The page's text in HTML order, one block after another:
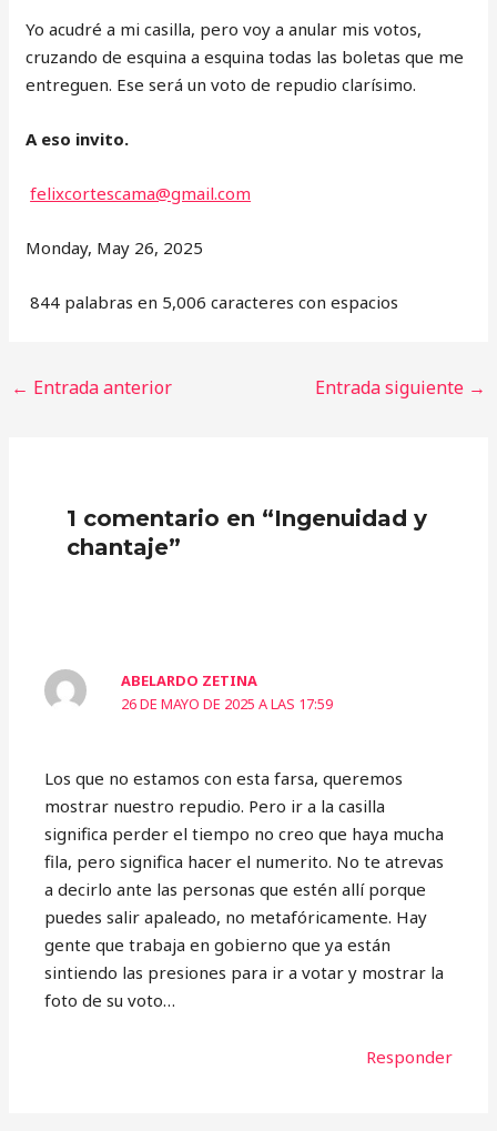
Yo acudré a mi casilla, pero voy a anular mis votos,
cruzando de esquina a esquina todas las boletas que me
entreguen. Ese será un voto de repudio clarísimo.
A eso invito.
felixcortescama@gmail.com
Monday, May 26, 2025
844 palabras en 5,006 caracteres con espacios
← Entrada anterior Entrada siguiente →
1 comentario en “Ingenuidad y
chantaje”
ABELARDO ZETINA
26 DE MAYO DE 2025 A LAS 17:59
Los que no estamos con esta farsa, queremos
mostrar nuestro repudio. Pero ir a la casilla
significa perder el tiempo no creo que haya mucha
fila, pero significa hacer el numerito. No te atrevas
a decirlo ante las personas que estén allí porque
puedes salir apaleado, no metafóricamente. Hay
gente que trabaja en gobierno que ya están
sintiendo las presiones para ir a votar y mostrar la
foto de su voto…
Responder